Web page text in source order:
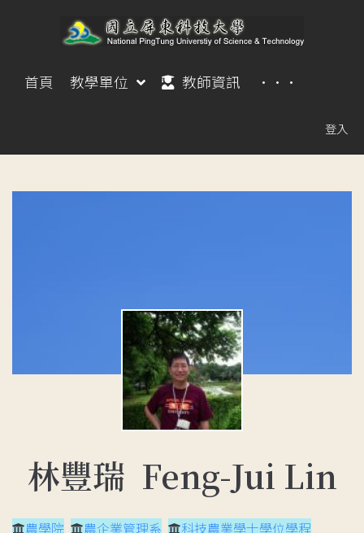
首頁 教學單位 教師資訊 ···
登入
林豐瑞 Feng-Jui Lin
農學院 農企業管理系 科技農業學士學位學程